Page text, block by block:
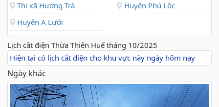
Thị xã Hương Trà
Huyện Phú Lộc
Huyện A Lưới
Lịch cắt điện Thừa Thiên Huế tháng 10/2025
Hiện tại có lịch cắt điện cho khu vực này ngày hôm nay
Ngày khác